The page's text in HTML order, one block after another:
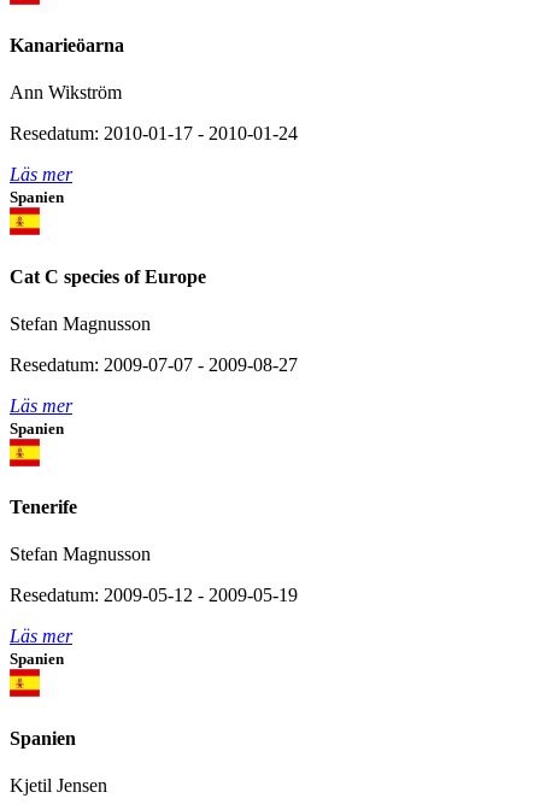
Kanarieöarna
Ann Wikström
Resedatum: 2010-01-17 - 2010-01-24
Läs mer
Spanien
Cat C species of Europe
Stefan Magnusson
Resedatum: 2009-07-07 - 2009-08-27
Läs mer
Spanien
Tenerife
Stefan Magnusson
Resedatum: 2009-05-12 - 2009-05-19
Läs mer
Spanien
Spanien
Kjetil Jensen